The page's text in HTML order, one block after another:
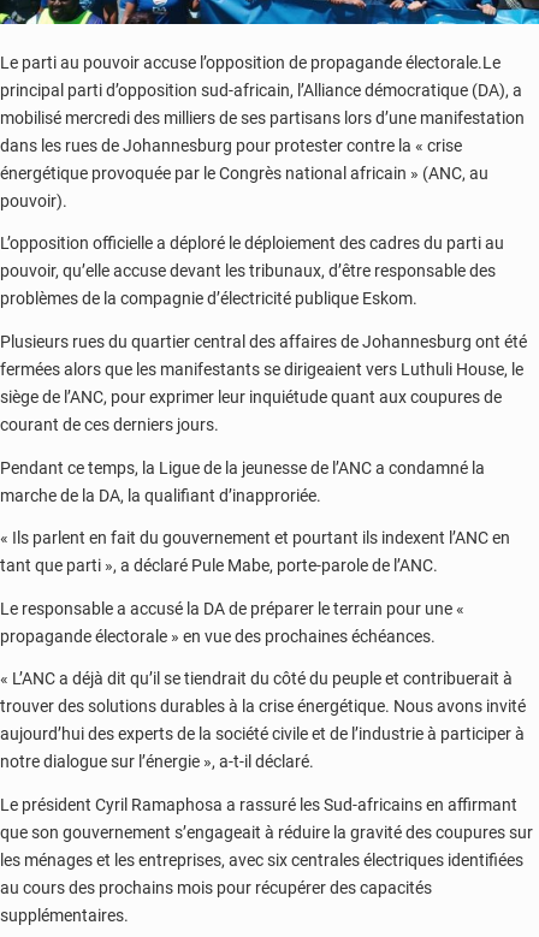
Le parti au pouvoir accuse l’opposition de propagande électorale.Le
principal parti d’opposition sud-africain, l’Alliance démocratique (DA), a
mobilisé mercredi des milliers de ses partisans lors d’une manifestation
dans les rues de Johannesburg pour protester contre la « crise
énergétique provoquée par le Congrès national africain » (ANC, au
pouvoir).
L’opposition officielle a déploré le déploiement des cadres du parti au
pouvoir, qu’elle accuse devant les tribunaux, d’être responsable des
problèmes de la compagnie d’électricité publique Eskom.
Plusieurs rues du quartier central des affaires de Johannesburg ont été
fermées alors que les manifestants se dirigeaient vers Luthuli House, le
siège de l’ANC, pour exprimer leur inquiétude quant aux coupures de
courant de ces derniers jours.
Pendant ce temps, la Ligue de la jeunesse de l’ANC a condamné la
marche de la DA, la qualifiant d’inapproriée.
« Ils parlent en fait du gouvernement et pourtant ils indexent l’ANC en
tant que parti », a déclaré Pule Mabe, porte-parole de l’ANC.
Le responsable a accusé la DA de préparer le terrain pour une «
propagande électorale » en vue des prochaines échéances.
« L’ANC a déjà dit qu’il se tiendrait du côté du peuple et contribuerait à
trouver des solutions durables à la crise énergétique. Nous avons invité
aujourd’hui des experts de la société civile et de l’industrie à participer à
notre dialogue sur l’énergie », a-t-il déclaré.
Le président Cyril Ramaphosa a rassuré les Sud-africains en affirmant
que son gouvernement s’engageait à réduire la gravité des coupures sur
les ménages et les entreprises, avec six centrales électriques identifiées
au cours des prochains mois pour récupérer des capacités
supplémentaires.